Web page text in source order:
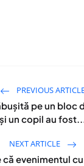
PREVIOUS
pe un bloc
și un copil au
NEXT ARTICLE
evenimentul